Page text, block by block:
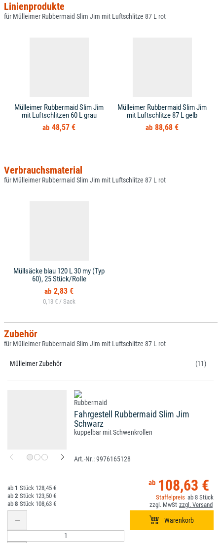
Linienprodukte
für Mülleimer Rubbermaid Slim Jim mit Luftschlitze 87 L rot
Mülleimer Rubbermaid Slim Jim
mit Luftschlitzen 60 L grau
48,57 €
Mülleimer Rubbermaid Slim Jim
mit Luftschlitze 87 L gelb
88,68 €
Verbrauchsmaterial
für Mülleimer Rubbermaid Slim Jim mit Luftschlitze 87 L rot
Müllsäcke blau 120 L 30 my (Typ
60), 25 Stück/Rolle
2,83 €
0,13 € /
Zubehör
für Mülleimer Rubbermaid Slim Jim mit Luftschlitze 87 L rot
Mülleimer Zubehör (11)
Fahrgestell Rubbermaid Slim Jim
Schwarz
kuppelbar mit Schwenkrollen
9976165128
108,63 €
8
1
128,45 €
2
123,50 €
8
108,63 €